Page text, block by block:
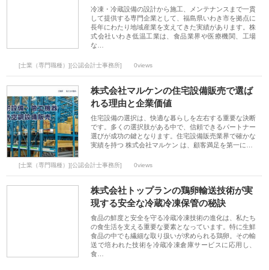
冷凍・冷蔵設備の設計から施工、メンテナンスまで一貫
して提供する専門企業として、福島県いわき市を拠点に
長年にわたり地域産業を支えてきた実績があります。株
式会社いわき低温工業は、食品業界や医療機関、工場
な…
[士業（専門職種）][公認会計士事務所] 0views
株式会社マルケンの住宅設備販売で選ば
れる理由と企業価値
住宅設備の選択は、快適な暮らしを左右する重要な決断
です。多くの選択肢がある中で、信頼できるパートナー
選びが成功の鍵となります。住宅設備販売業界で確かな
実績を持つ 株式会社マルケン は、顧客満足を第一に…
[士業（専門職種）][公認会計士事務所] 0views
株式会社トップランの鶏卵輸送技術が実
現する安全な冷蔵冷凍保管の秘訣
食品の鮮度と安全を守る冷蔵冷凍技術の進化は、私たち
の食生活を支える重要な要素となっています。特に生鮮
食品の中でも繊細な取り扱いが求められる鶏卵。その輸
送で培われた技術を冷蔵冷凍倉庫サービスに応用し、
食…